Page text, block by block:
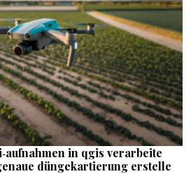
in qgis verarbeite
düngekartierung erstelle